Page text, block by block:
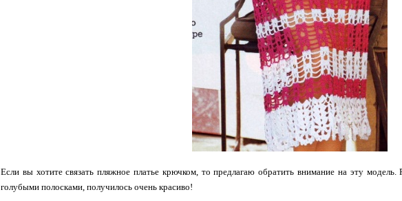
Если вы хотите связать пляжное платье крючком, то предлагаю обратить внимание на эту
голубыми полосками, получилось очень красиво!